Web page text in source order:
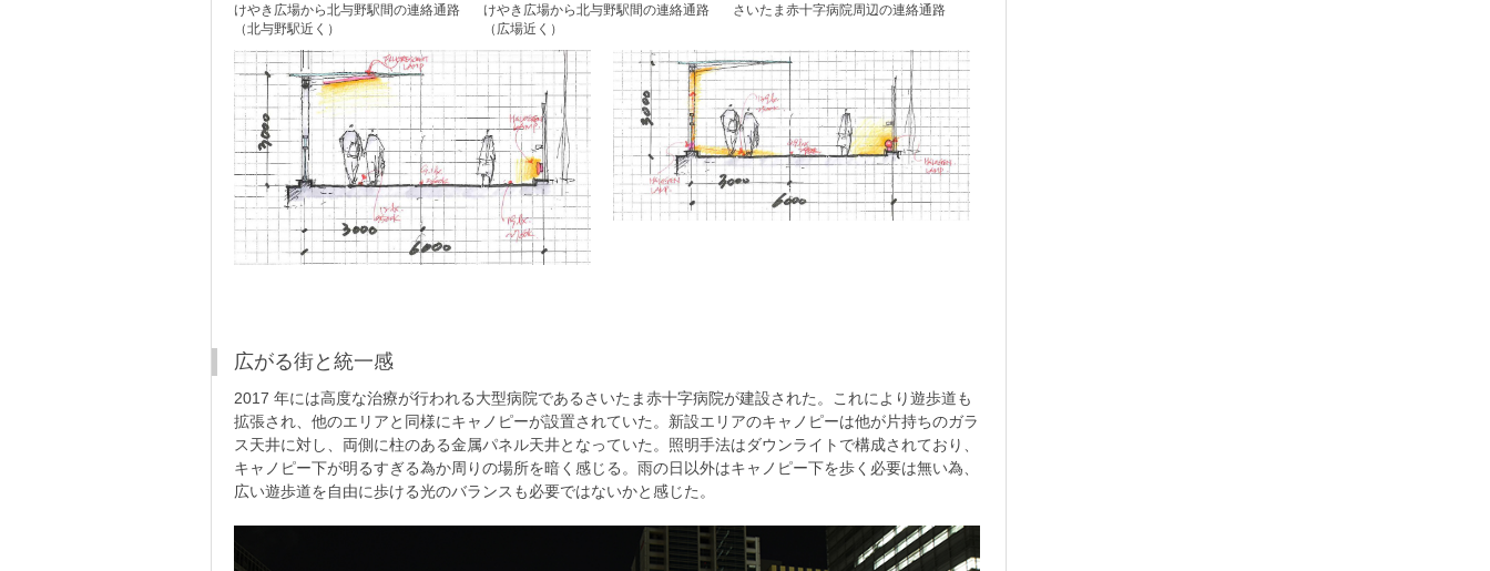
けやき広場から北与野駅間の連絡通路
（北与野駅近く）
けやき広場から北与野駅間の連絡通路
（広場近く）
さいたま赤十字病院周辺の連絡通路
広がる街と統一感
2017 年には高度な治療が行われる大型病院であるさいたま赤十字病院が建設された。これにより遊歩道も
拡張され、他のエリアと同様にキャノピーが設置されていた。新設エリアのキャノピーは他が片持ちのガラ
ス天井に対し、両側に柱のある金属パネル天井となっていた。照明手法はダウンライトで構成されており、
キャノピー下が明るすぎる為か周りの場所を暗く感じる。雨の日以外はキャノピー下を歩く必要は無い為、
広い遊歩道を自由に歩ける光のバランスも必要ではないかと感じた。